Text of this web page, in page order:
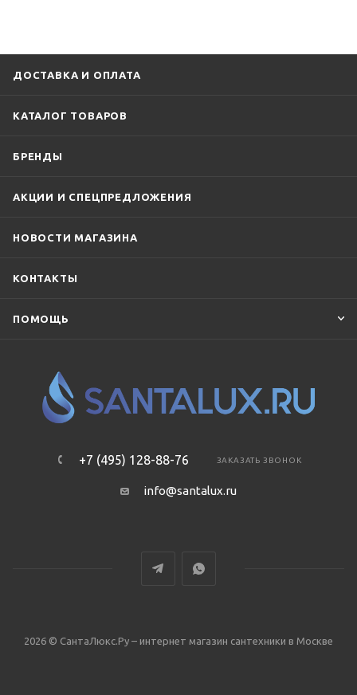
ДОСТАВКА И ОПЛАТА
КАТАЛОГ ТОВАРОВ
БРЕНДЫ
АКЦИИ И СПЕЦПРЕДЛОЖЕНИЯ
НОВОСТИ МАГАЗИНА
КОНТАКТЫ
ПОМОЩЬ
+7 (495) 128-88-76 ЗАКАЗАТЬ ЗВОНОК
info@santalux.ru
2026 © СантаЛюкс.Ру – интернет магазин сантехники в Москве